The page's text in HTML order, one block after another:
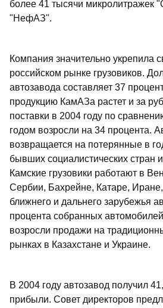
более 41 тысячи микролитражек
"НефАЗ".
Компания значительно укрепила
российском рынке грузовиков.
автозавода составляет 37
продукцию КамАЗа растет и за
поставки в 2004 году по
годом возросли на 34 процента.
возвращается на потерянные в
бывших социалистических стран
Камские грузовики работают в
Сербии, Бахрейне, Катаре,
ближнего и дальнего зарубежья
процента собранных
возросли продажи на
рынках в Казахстане и Украине.
В 2004 году автозавод получил
прибыли. Совет директоров